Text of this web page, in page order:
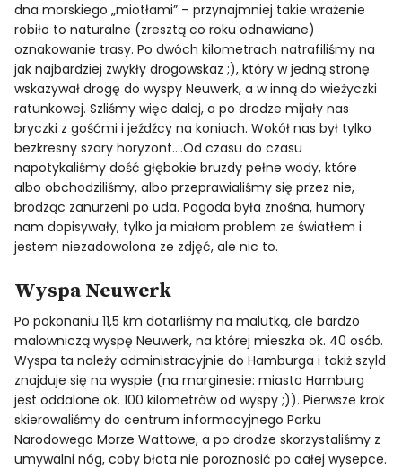
dna morskiego „miotłami” – przynajmniej takie wrażenie
robiło to naturalne (zresztą co roku odnawiane)
oznakowanie trasy. Po dwóch kilometrach natrafiliśmy na
jak najbardziej zwykły drogowskaz ;), który w jedną stronę
wskazywał drogę do wyspy Neuwerk, a w inną do wieżyczki
ratunkowej. Szliśmy więc dalej, a po drodze mijały nas
bryczki z gośćmi i jeźdźcy na koniach. Wokół nas był tylko
bezkresny szary horyzont….Od czasu do czasu
napotykaliśmy dość głębokie bruzdy pełne wody, które
albo obchodziliśmy, albo przeprawialiśmy się przez nie,
brodząc zanurzeni po uda. Pogoda była znośna, humory
nam dopisywały, tylko ja miałam problem ze światłem i
jestem niezadowolona ze zdjęć, ale nic to.
Wyspa Neuwerk
Po pokonaniu 11,5 km dotarliśmy na malutką, ale bardzo
malowniczą wyspę Neuwerk, na której mieszka ok. 40 osób.
Wyspa ta należy administracyjnie do Hamburga i takiż szyld
znajduje się na wyspie (na marginesie: miasto Hamburg
jest oddalone ok. 100 kilometrów od wyspy ;)). Pierwsze krok
skierowaliśmy do centrum informacyjnego Parku
Narodowego Morze Wattowe, a po drodze skorzystaliśmy z
umywalni nóg, coby błota nie poroznosić po całej wysepce.